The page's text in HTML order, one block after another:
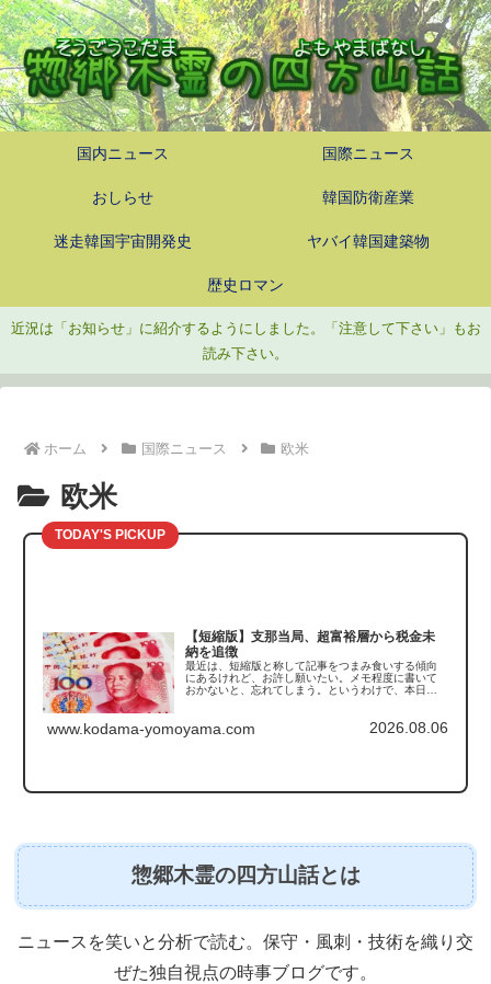
国内ニュース 国際ニュース
おしらせ 韓国防衛産業
迷走韓国宇宙開発史 ヤバイ韓国建築物
歴史ロマン
近況は「お知らせ」に紹介するようにしました。「注意して下さい」もお
読み下さい。
ホーム 国際ニュース 欧米
欧米
TODAY'S PICKUP
【短縮版】支那当局、超富裕層から税金未
納を追徴
最近は、短縮版と称して記事をつまみ食いする傾向
にあるけれど、お許し願いたい。メモ程度に書いて
おかないと、忘れてしまう。というわけで、本日触
「豚は太らせ...
www.kodama-yomoyama.com 2026.08.06
惣郷木霊の四方山話とは
ニュースを笑いと分析で読む。保守・風刺・技術を織り交
ぜた独自視点の時事ブログです。